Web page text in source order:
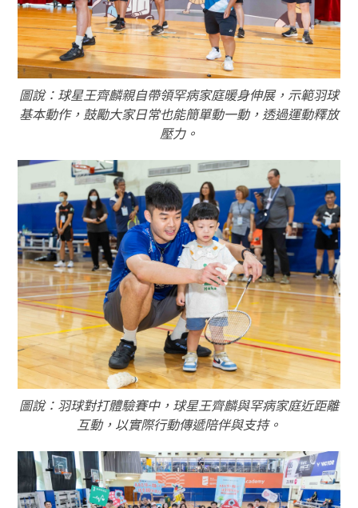
圖說：球星王齊麟親自帶領罕病家庭暖身伸展，示範羽球
基本動作，鼓勵大家日常也能簡單動一動，透過運動釋放
壓力。
圖說：羽球對打體驗賽中，球星王齊麟與罕病家庭近距離
互動，以實際行動傳遞陪伴與支持。